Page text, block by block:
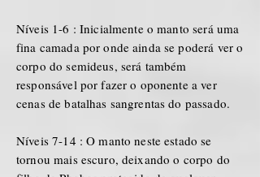
Níveis 1-6 : Inicialmente o manto será uma
fina camada por onde ainda se poderá ver o
corpo do semideus, será também
responsável por fazer o oponente a ver
cenas de batalhas sangrentas do passado.
Níveis 7-14 : O manto neste estado se
tornou mais escuro, deixando o corpo do